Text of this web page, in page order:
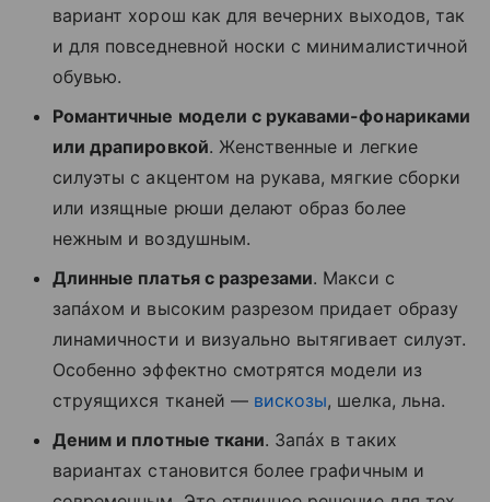
вариант хорош как для вечерних выходов, так
и для повседневной носки с минималистичной
обувью.
Романтичные модели с рукавами-фонариками
или драпировкой. Женственные и легкие
силуэты с акцентом на рукава, мягкие сборки
или изящные рюши делают образ более
нежным и воздушным.
Длинные платья с разрезами. Макси с
запáхом и высоким разрезом придает образу
линамичности и визуально вытягивает силуэт.
Особенно эффектно смотрятся модели из
струящихся тканей — вискозы, шелка, льна.
Деним и плотные ткани. Запáх в таких
вариантах становится более графичным и